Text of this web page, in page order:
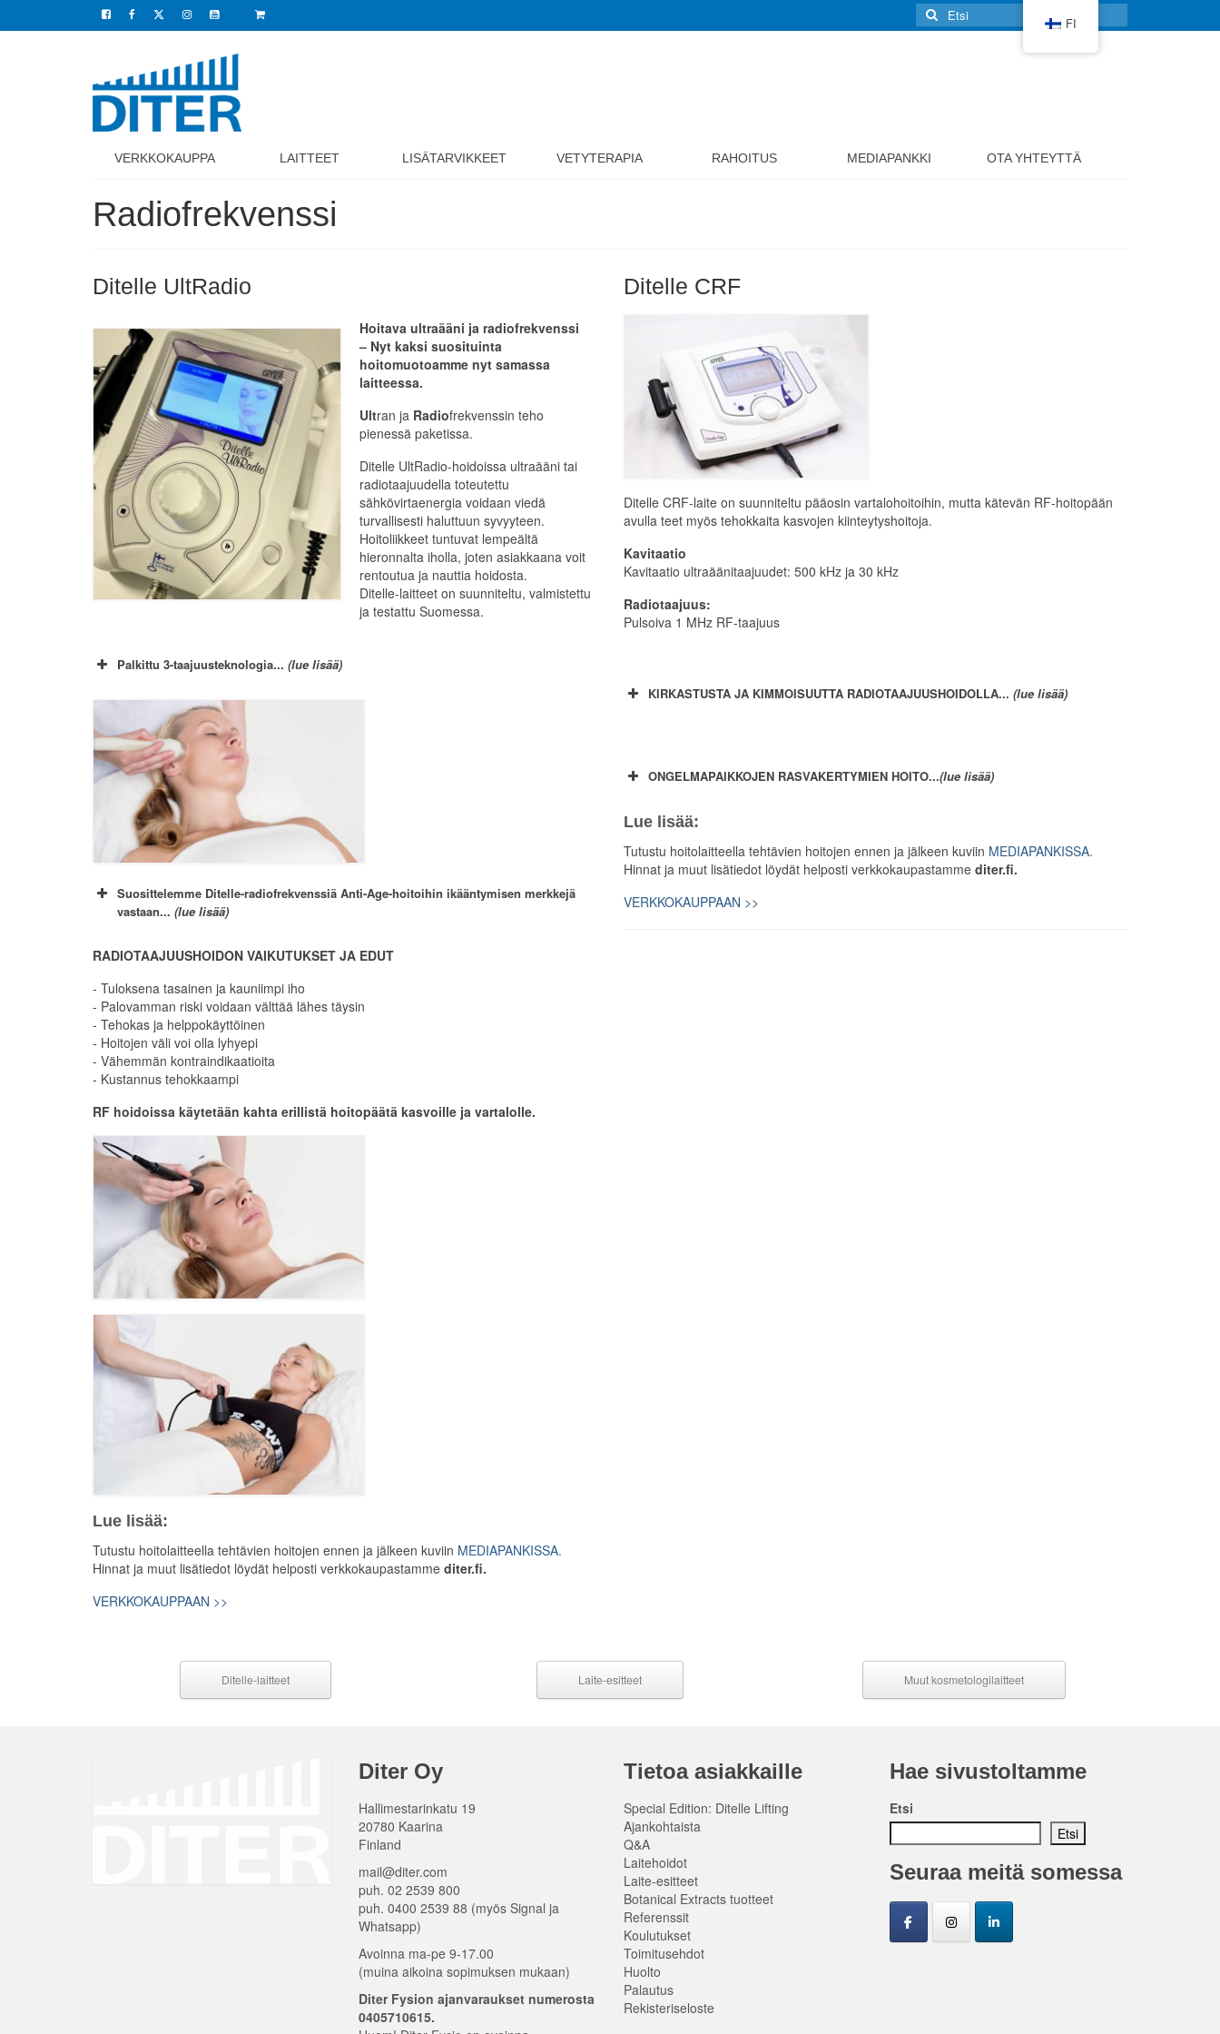
Search
for:
VERKKOKAUPPA LAITTEET LISÄTARVIKKEET VETYTERAPIA RAHOITUS MEDIAPANKKI OTA YHTEYTTÄ
Radiofrekvenssi
Ditelle UltRadio
Hoitava ultraääni ja radiofrekvenssi
– Nyt kaksi suosituinta
hoitomuotoamme nyt samassa
laitteessa.
Ultran ja Radiofrekvenssin teho
pienessä paketissa.
Ditelle UltRadio-hoidoissa ultraääni tai
radiotaajuudella toteutettu
sähkövirtaenergia voidaan viedä
turvallisesti haluttuun syvyyteen.
Hoitoliikkeet tuntuvat lempeältä
hieronnalta iholla, joten asiakkaana voit
rentoutua ja nauttia hoidosta.
Ditelle-laitteet on suunniteltu, valmistettu
ja testattu Suomessa.
Palkittu 3-taajuusteknologia... (lue lisää)
Suosittelemme Ditelle-radiofrekvenssiä Anti-Age-hoitoihin ikääntymisen merkkejä
vastaan... (lue lisää)
RADIOTAAJUUSHOIDON VAIKUTUKSET JA EDUT
- Tuloksena tasainen ja kauniimpi iho
- Palovamman riski voidaan välttää lähes täysin
- Tehokas ja helppokäyttöinen
- Hoitojen väli voi olla lyhyepi
- Vähemmän kontraindikaatioita
- Kustannus tehokkaampi
RF hoidoissa käytetään kahta erillistä hoitopäätä kasvoille ja vartalolle.
Lue lisää:
Tutustu hoitolaitteella tehtävien hoitojen ennen ja jälkeen kuviin MEDIAPANKISSA.
Hinnat ja muut lisätiedot löydät helposti verkkokaupastamme diter.fi.
VERKKOKAUPPAAN >>
Ditelle CRF
Ditelle CRF-laite on suunniteltu pääosin vartalohoitoihin, mutta kätevän RF-hoitopään
avulla teet myös tehokkaita kasvojen kiinteytyshoitoja.
Kavitaatio
Kavitaatio ultraäänitaajuudet: 500 kHz ja 30 kHz
Radiotaajuus:
Pulsoiva 1 MHz RF-taajuus
KIRKASTUSTA JA KIMMOISUUTTA RADIOTAAJUUSHOIDOLLA... (lue lisää)
ONGELMAPAIKKOJEN RASVAKERTYMIEN HOITO...(lue lisää)
Lue lisää:
Tutustu hoitolaitteella tehtävien hoitojen ennen ja jälkeen kuviin MEDIAPANKISSA.
Hinnat ja muut lisätiedot löydät helposti verkkokaupastamme diter.fi.
VERKKOKAUPPAAN >>
Ditelle-laitteet Laite-esitteet Muut kosmetologilaitteet
Diter Oy
Hallimestarinkatu 19
20780 Kaarina
Finland
mail@diter.com
puh. 02 2539 800
puh. 0400 2539 88 (myös Signal ja
Whatsapp)
Avoinna ma-pe 9-17.00
(muina aikoina sopimuksen mukaan)
Diter Fysion ajanvaraukset numerosta
0405710615.
Tietoa asiakkaille
Special Edition: Ditelle Lifting
Ajankohtaista
Q&A
Laitehoidot
Laite-esitteet
Botanical Extracts tuotteet
Referenssit
Koulutukset
Toimitusehdot
Huolto
Palautus
Rekisteriseloste
Hae sivustoltamme
Etsi
Etsi
Seuraa meitä somessa
FI